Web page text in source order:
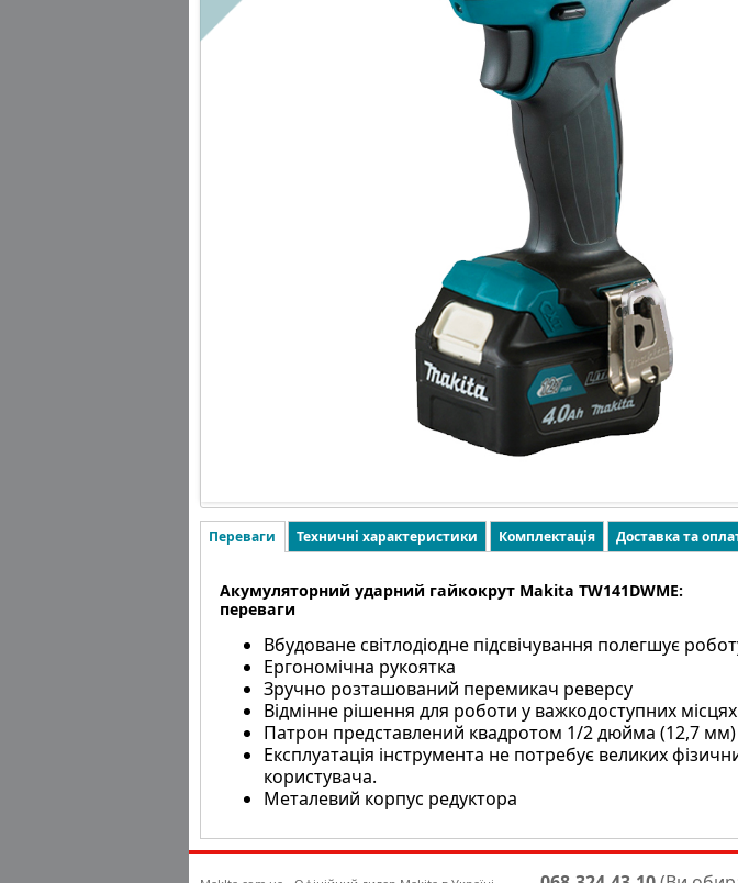
Переваги Техничні характеристики Комплектація Доставка та
Акумуляторний ударний гайкокрут Makita TW141DWME:
переваги
Вбудоване світлодіодне підсвічування полегшує
Ергономічна рукоятка
Зручно розташований перемикач реверсу
Відмінне рішення для роботи у важкодоступних місцях
Патрон представлений квадротом 1/2 дюйма (12,7 мм)
Експлуатація інструмента не потребує великих
користувача.
Металевий корпус редуктора